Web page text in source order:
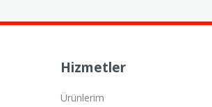
Hizmetler
Ürünlerim